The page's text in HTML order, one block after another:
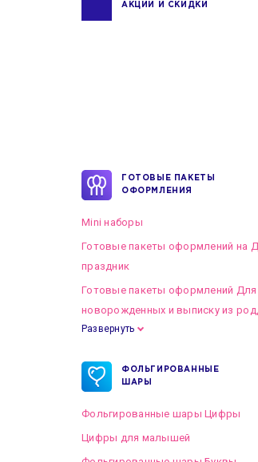
АКЦИИ И СКИДКИ
ГОТОВЫЕ ПАКЕТЫ
ОФОРМЛЕНИЯ
Mini наборы
Готовые пакеты оформлений на
праздник
Готовые пакеты оформлений Для
новорожденных и выписку из
Готовые пакеты оформлений на
Развернуть
ФОЛЬГИРОВАННЫЕ
ШАРЫ
Фольгированные шары Цифры
Цифры для малышей